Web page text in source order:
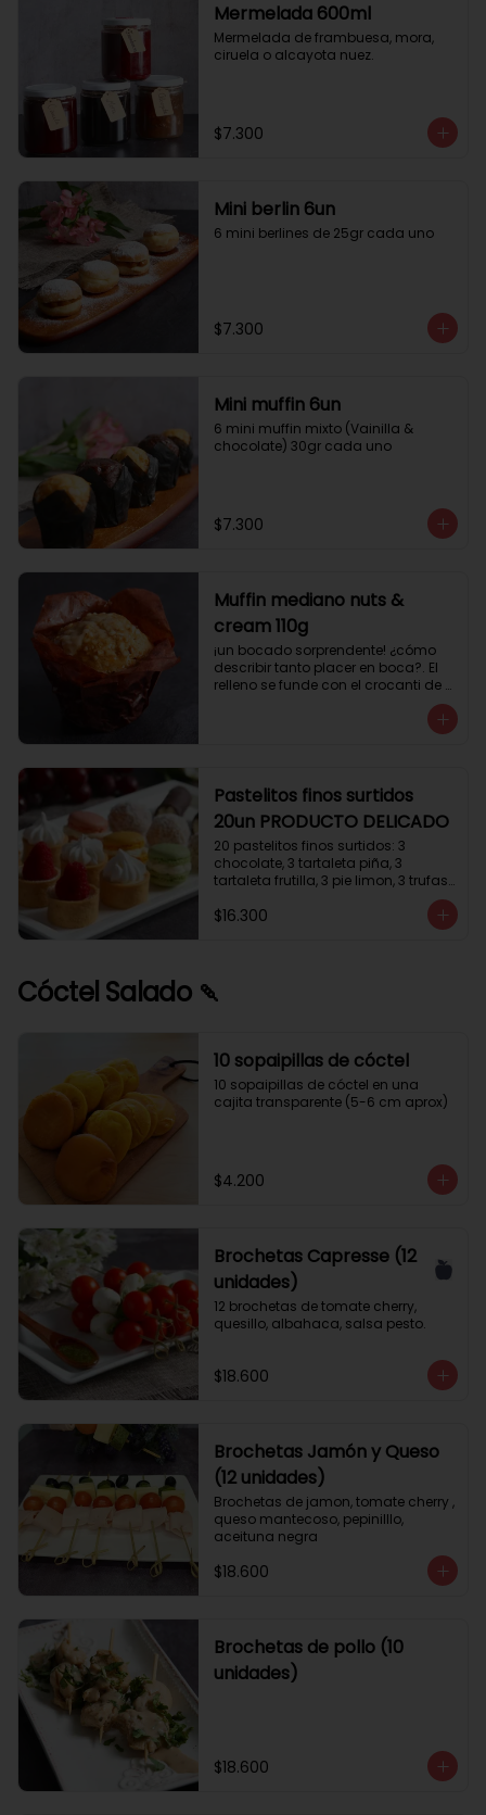
Mermelada 600ml
Mermelada de frambuesa, mora,
ciruela o alcayota nuez.
$7.300
Mini berlin 6un
6 mini berlines de 25gr cada uno
$7.300
Mini muffin 6un
6 mini muffin mixto (Vainilla &
chocolate) 30gr cada uno
$7.300
Muffin mediano nuts &
cream 110g
¡un bocado sorprendente! ¿cómo
describir tanto placer en boca?. El
relleno se funde con el crocanti de
avellanas que potencia su masa
exquisita. Esponjosa masa de color
tostado y sabor vainilla que incluye
Relleno de crema de leche con
avellanas (15%) y decorado con
crocanti de avellanas.
Pastelitos finos surtidos
20un PRODUCTO DELICADO
20 pastelitos finos surtidos: 3
chocolate, 3 tartaleta piña, 3
tartaleta frutilla, 3 pie limon, 3 trufas
crema, 2 macarrones
$16.300
Cóctel Salado 🍡
10 sopaipillas de cóctel
10 sopaipillas de cóctel en una
cajita transparente (5-6 cm aprox)
$4.200
Brochetas Capresse (12
unidades)
12 brochetas de tomate cherry,
quesillo, albahaca, salsa pesto.
$18.600
Brochetas Jamón y Queso
(12 unidades)
Brochetas de jamon, tomate cherry ,
queso mantecoso, pepinilllo,
aceituna negra
$18.600
Brochetas de pollo (10
unidades)
$18.600